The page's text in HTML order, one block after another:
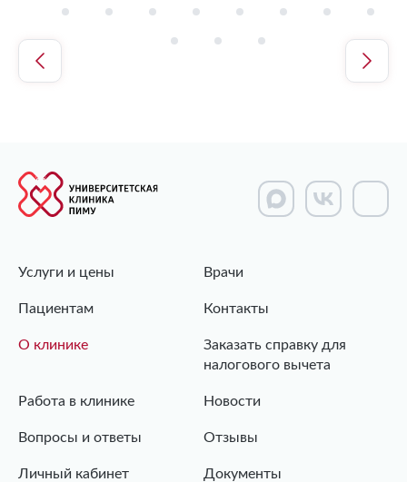
Услуги и цены Врачи
Пациентам Контакты
О клинике
Заказать справку для
налогового вычета
Работа в клинике Новости
Вопросы и ответы Отзывы
Личный кабинет Документы